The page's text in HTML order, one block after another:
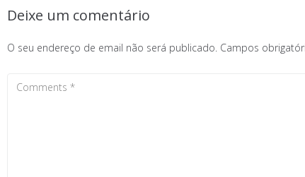
Deixe um comentário
O seu endereço de email não será publicado. Campos